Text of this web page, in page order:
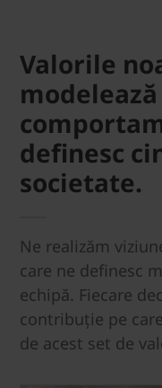
Valorile
modelează
definesc
societate.
Ne realizăm
care ne definesc
echipă. Fiecare
contribuție pe
de acest set de